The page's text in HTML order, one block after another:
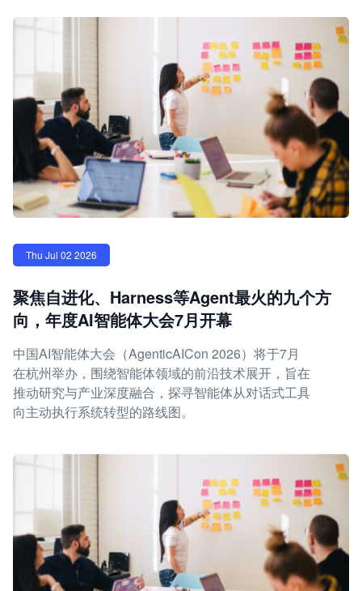
Thu Jul 02 2026
聚焦自进化、Harness等Agent最火的九个方
向，年度AI智能体大会7月开幕
中国AI智能体大会（AgenticAICon 2026）将于7月
在杭州举办，围绕智能体领域的前沿技术展开，旨在
推动研究与产业深度融合，探寻智能体从对话式工具
向主动执行系统转型的路线图。